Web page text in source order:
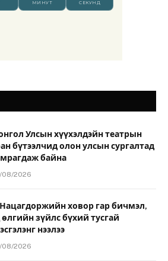
Улсын хүүхэлдэйн театрын
бүтээлчид олон улсын сургалтад
байна
08/2026
ховор гар бичмэл,
өлгийн зүйлс бүхий тусгай
нээлээ
08/2026